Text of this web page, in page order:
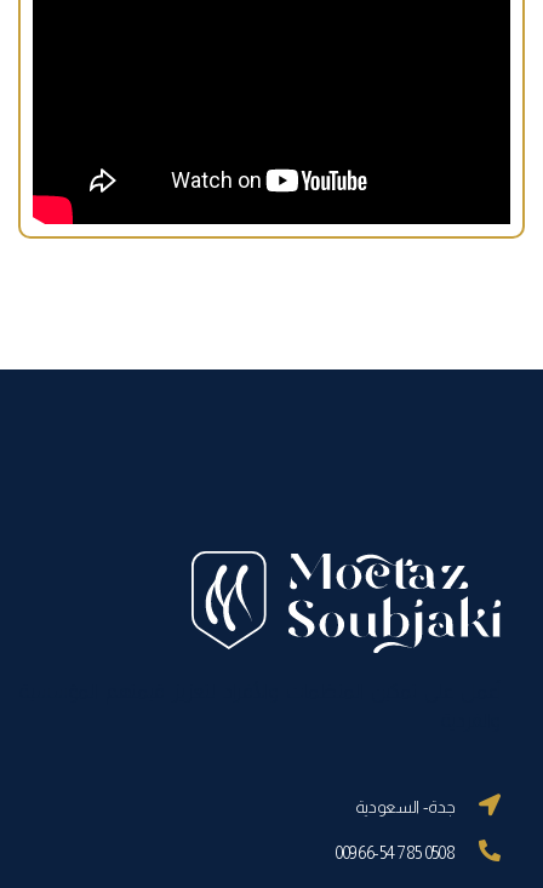
جدة- السعودية
00966-54 785 0508